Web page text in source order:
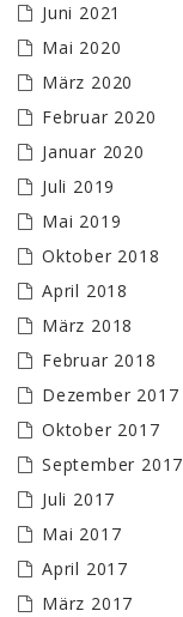
Juni 2021
Mai 2020
März 2020
Februar 2020
Januar 2020
Juli 2019
Mai 2019
Oktober 2018
April 2018
März 2018
Februar 2018
Dezember 2017
Oktober 2017
September 2017
Juli 2017
Mai 2017
April 2017
März 2017